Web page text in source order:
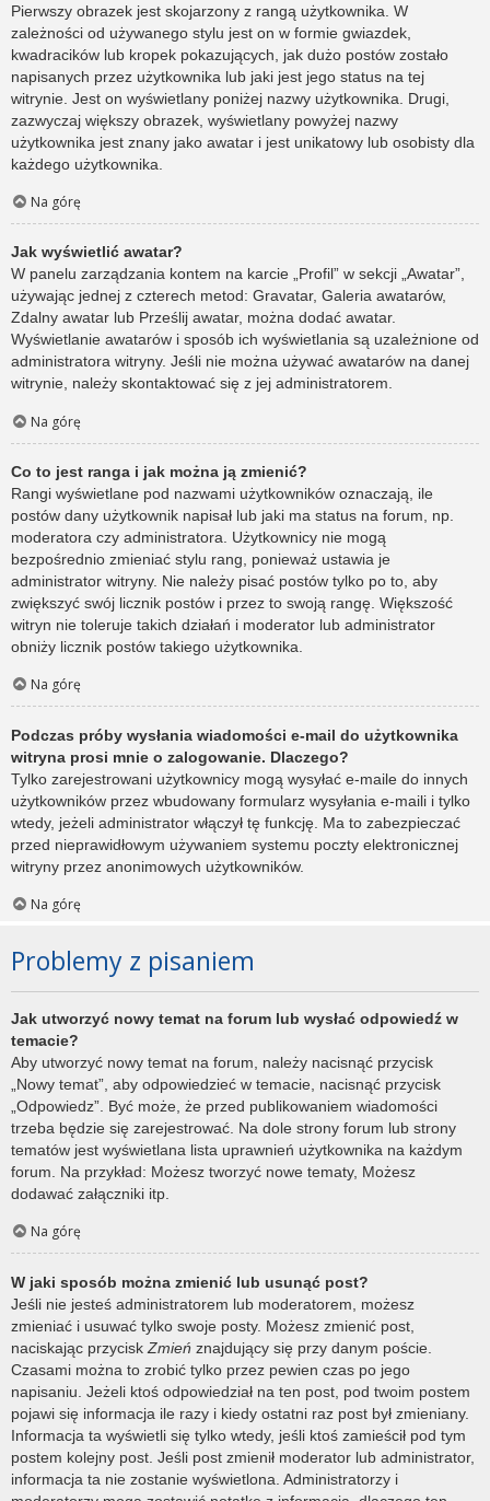
Pierwszy obrazek jest skojarzony z rangą użytkownika. W
zależności od używanego stylu jest on w formie gwiazdek,
kwadracików lub kropek pokazujących, jak dużo postów zostało
napisanych przez użytkownika lub jaki jest jego status na tej
witrynie. Jest on wyświetlany poniżej nazwy użytkownika. Drugi,
zazwyczaj większy obrazek, wyświetlany powyżej nazwy
użytkownika jest znany jako awatar i jest unikatowy lub osobisty dla
każdego użytkownika.
Na górę
Jak wyświetlić awatar?
W panelu zarządzania kontem na karcie „Profil” w sekcji „Awatar”,
używając jednej z czterech metod: Gravatar, Galeria awatarów,
Zdalny awatar lub Prześlij awatar, można dodać awatar.
Wyświetlanie awatarów i sposób ich wyświetlania są uzależnione od
administratora witryny. Jeśli nie można używać awatarów na danej
witrynie, należy skontaktować się z jej administratorem.
Na górę
Co to jest ranga i jak można ją zmienić?
Rangi wyświetlane pod nazwami użytkowników oznaczają, ile
postów dany użytkownik napisał lub jaki ma status na forum, np.
moderatora czy administratora. Użytkownicy nie mogą
bezpośrednio zmieniać stylu rang, ponieważ ustawia je
administrator witryny. Nie należy pisać postów tylko po to, aby
zwiększyć swój licznik postów i przez to swoją rangę. Większość
witryn nie toleruje takich działań i moderator lub administrator
obniży licznik postów takiego użytkownika.
Na górę
Podczas próby wysłania wiadomości e-mail do użytkownika
witryna prosi mnie o zalogowanie. Dlaczego?
Tylko zarejestrowani użytkownicy mogą wysyłać e-maile do innych
użytkowników przez wbudowany formularz wysyłania e-maili i tylko
wtedy, jeżeli administrator włączył tę funkcję. Ma to zabezpieczać
przed nieprawidłowym używaniem systemu poczty elektronicznej
witryny przez anonimowych użytkowników.
Na górę
Problemy z pisaniem
Jak utworzyć nowy temat na forum lub wysłać odpowiedź w
temacie?
Aby utworzyć nowy temat na forum, należy nacisnąć przycisk
„Nowy temat”, aby odpowiedzieć w temacie, nacisnąć przycisk
„Odpowiedz”. Być może, że przed publikowaniem wiadomości
trzeba będzie się zarejestrować. Na dole strony forum lub strony
tematów jest wyświetlana lista uprawnień użytkownika na każdym
forum. Na przykład: Możesz tworzyć nowe tematy, Możesz
dodawać załączniki itp.
Na górę
W jaki sposób można zmienić lub usunąć post?
Jeśli nie jesteś administratorem lub moderatorem, możesz
zmieniać i usuwać tylko swoje posty. Możesz zmienić post,
naciskając przycisk Zmień znajdujący się przy danym poście.
Czasami można to zrobić tylko przez pewien czas po jego
napisaniu. Jeżeli ktoś odpowiedział na ten post, pod twoim postem
pojawi się informacja ile razy i kiedy ostatni raz post był zmieniany.
Informacja ta wyświetli się tylko wtedy, jeśli ktoś zamieścił pod tym
postem kolejny post. Jeśli post zmienił moderator lub administrator,
informacja ta nie zostanie wyświetlona. Administratorzy i